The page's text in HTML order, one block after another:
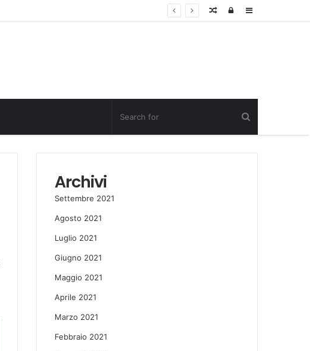
Sidebar
Log
Random
Archivi
Settembre 2021
Agosto 2021
Luglio 2021
Giugno 2021
Maggio 2021
Aprile 2021
Marzo 2021
Febbraio 2021